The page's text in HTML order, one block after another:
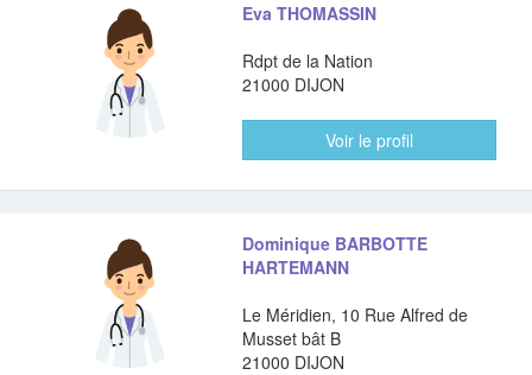
Eva THOMASSIN
Rdpt de la Nation
21000 DIJON
Voir le profil
Dominique BARBOTTE
HARTEMANN
Le Méridien, 10 Rue Alfred de
Musset bât B
21000 DIJON